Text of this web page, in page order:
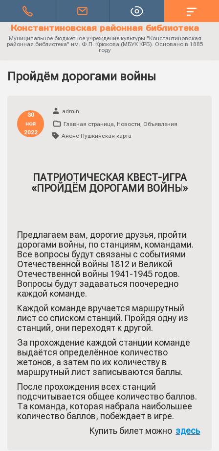
Константиновская районная библиотека
Муниципальное бюджетное учреждение культуры "Константиновская
районная библиотека" им. Ф.П. Крюкова (МБУК КРБ). Основано в 1885
году
Пройдём дорогами войны
30
ноя
2022
admin
Главная страница, Новости, Объявления
Анонс Пушкинская карта
ПАТРИОТИЧЕСКАЯ КВЕСТ-ИГРА
«ПРОЙДЁМ ДОРОГАМИ ВОЙНЫ»
Предлагаем вам, дорогие друзья, пройти
дорогами войны, по станциям, командами.
Все вопросы будут связаны с событиями
Отечественной войны 1812 и Великой
Отечественной войны 1941-1945 годов.
Вопросы будут задаваться поочередно
каждой команде.
Каждой команде вручается маршрутный
лист со списком станций. Пройдя одну из
станций, они переходят к другой.
За прохождение каждой станции команде
выдаётся определённое количество
жетонов, а затем по их количеству в
маршрутный лист записываются баллы.
После прохождения всех станций
подсчитывается общее количество баллов.
Та команда, которая набрала наибольшее
количество баллов, побеждает в игре.
Купить билет можно здесь